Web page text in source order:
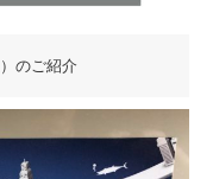
のご紹介